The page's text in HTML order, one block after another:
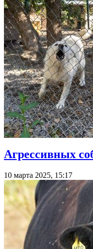
Агрессивных
10 марта 2025, 15:17